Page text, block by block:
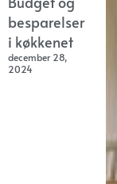
besparelser
i køkkenet
december 28,
2024